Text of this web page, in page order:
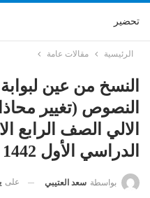
تحضير
الرئيسية مقالات عامة
النسخ من عين
النصوص (تغيير
الالي الصف الرابع
الدراسي الأول 1442 هـ
بواسطة سعد العتيبي على